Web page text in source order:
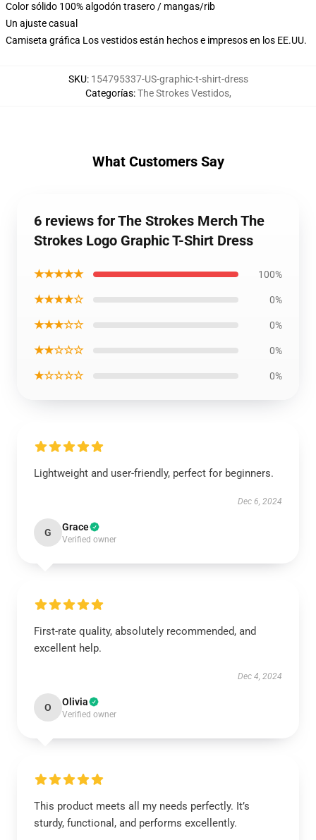
Color sólido 100% algodón trasero / mangas/rib
Un ajuste casual
Camiseta gráfica Los vestidos están hechos e impresos en los EE.UU.
SKU: 154795337-US-graphic-t-shirt-dress
Categorías:The Strokes Vestidos,
What Customers Say
6 reviews for The Strokes Merch The
Strokes Logo Graphic T-Shirt Dress
★★★★★ 100%
★★★★☆ 0%
★★★☆☆ 0%
★★☆☆☆ 0%
★☆☆☆☆ 0%
Lightweight and user-friendly, perfect for beginners.
Dec 6, 2024
G Grace
Verified owner
First-rate quality, absolutely recommended, and
excellent help.
Dec 4, 2024
O Olivia
Verified owner
This product meets all my needs perfectly. It’s
sturdy, functional, and performs excellently.